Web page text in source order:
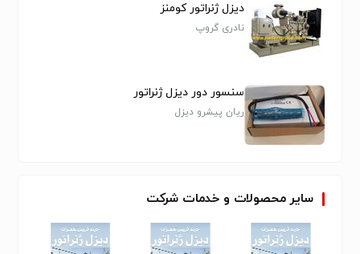
سایرمحصولات و خدمات شرکت
دیزل ژنراتور کومنز
نادری گروپ
سنسور دور دیزل ژنراتور
ریان پیشرو دیزل